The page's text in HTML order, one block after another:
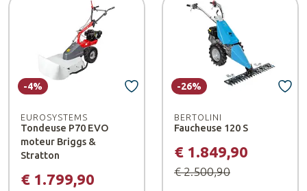
EUROSYSTEMS
Tondeuse P70 EVO
moteur Briggs &
Stratton
€ 1.799,90
-4%
BERTOLINI
Faucheuse 120 S
€ 1.849,90
€ 2.500,90
-26%